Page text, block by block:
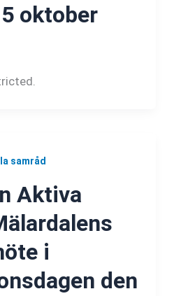
oktober
samråd
Aktiva
i
den